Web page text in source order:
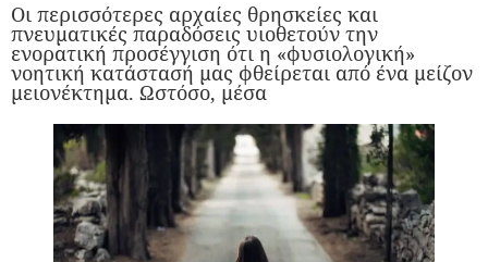
Οι περισσότερες αρχαίες θρησκείες και
πνευματικές παραδόσεις υιοθετούν την
ενορατική προσέγγιση ότι η «φυσιολογική»
νοητική κατάστασή μας φθείρεται από ένα μείζον
μειονέκτημα. Ωστόσο, μέσα